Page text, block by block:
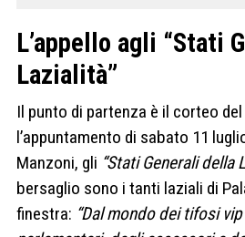
L’appello agli “Stati
Lazialità”
Il punto di partenza è il corteo del
l’appuntamento di sabato 11
Manzoni, gli “Stati Generali della
bersaglio sono i tanti laziali di
finestra: “Dal mondo dei tifosi